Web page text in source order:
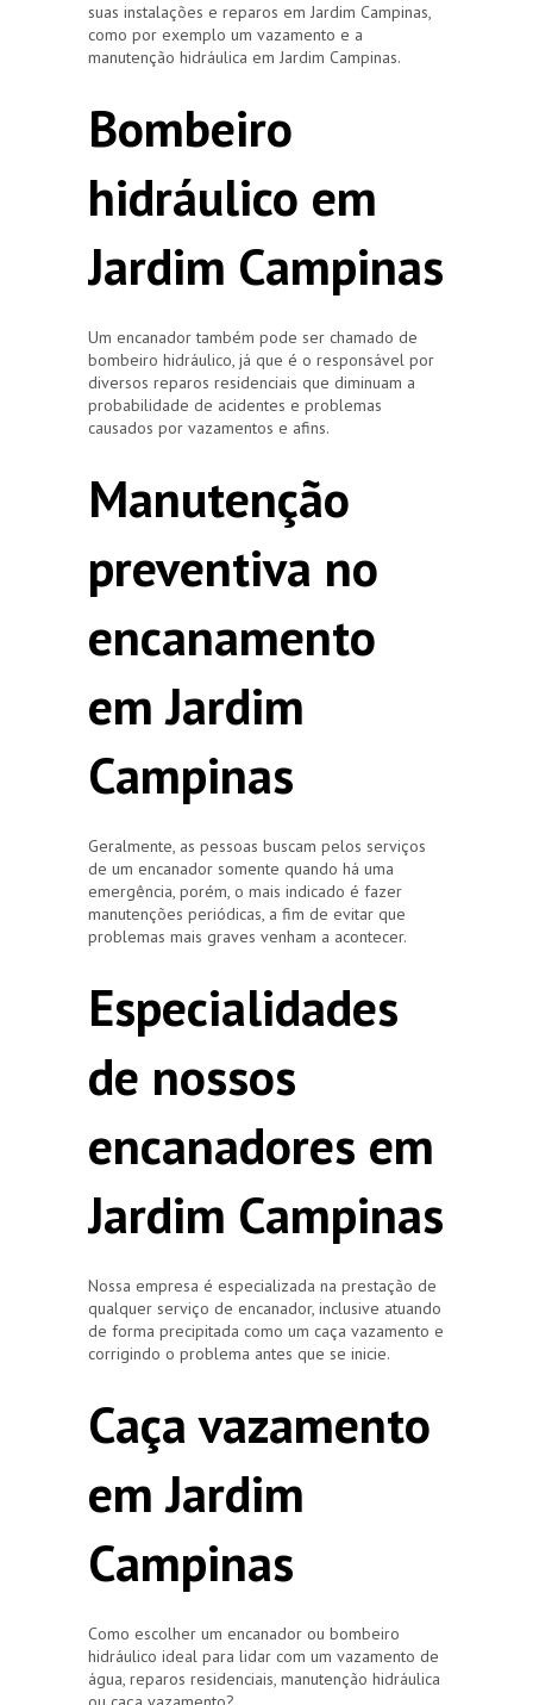
suas instalações e reparos em Jardim Campinas,
como por exemplo um vazamento e a
manutenção hidráulica em Jardim Campinas.
Bombeiro
hidráulico em
Jardim Campinas
Um encanador também pode ser chamado de
bombeiro hidráulico, já que é o responsável por
diversos reparos residenciais que diminuam a
probabilidade de acidentes e problemas
causados por vazamentos e afins.
Manutenção
preventiva no
encanamento
em Jardim
Campinas
Geralmente, as pessoas buscam pelos serviços
de um encanador somente quando há uma
emergência, porém, o mais indicado é fazer
manutenções periódicas, a fim de evitar que
problemas mais graves venham a acontecer.
Especialidades
de nossos
encanadores em
Jardim Campinas
Nossa empresa é especializada na prestação de
qualquer serviço de encanador, inclusive atuando
de forma precipitada como um caça vazamento e
corrigindo o problema antes que se inicie.
Caça vazamento
em Jardim
Campinas
Como escolher um encanador ou bombeiro
hidráulico ideal para lidar com um vazamento de
água, reparos residenciais, manutenção hidráulica